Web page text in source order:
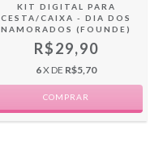
KIT DIGITAL PARA
CESTA/CAIXA - DIA DOS
NAMORADOS (FOUNDE)
R$29,90
6X DE R$5,70